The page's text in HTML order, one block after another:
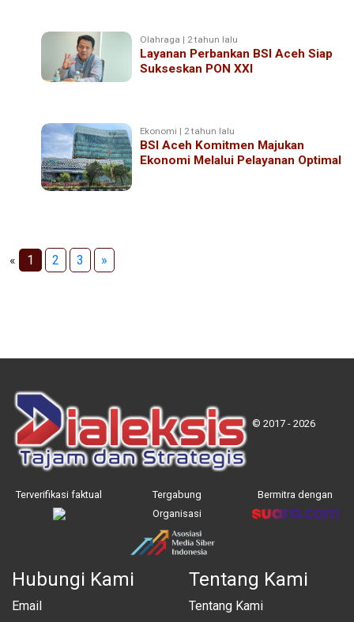
Olahraga | 2 tahun lalu
Layanan Perbankan BSI Aceh Siap
Sukseskan PON XXI
Ekonomi | 2 tahun lalu
BSI Aceh Komitmen Majukan
Ekonomi Melalui Pelayanan Optimal
« 1 2 3 »
© 2017 - 2026
Terverifikasi faktual
Tergabung
Organisasi
Bermitra dengan
Hubungi Kami
Email
Tentang Kami
Tentang Kami